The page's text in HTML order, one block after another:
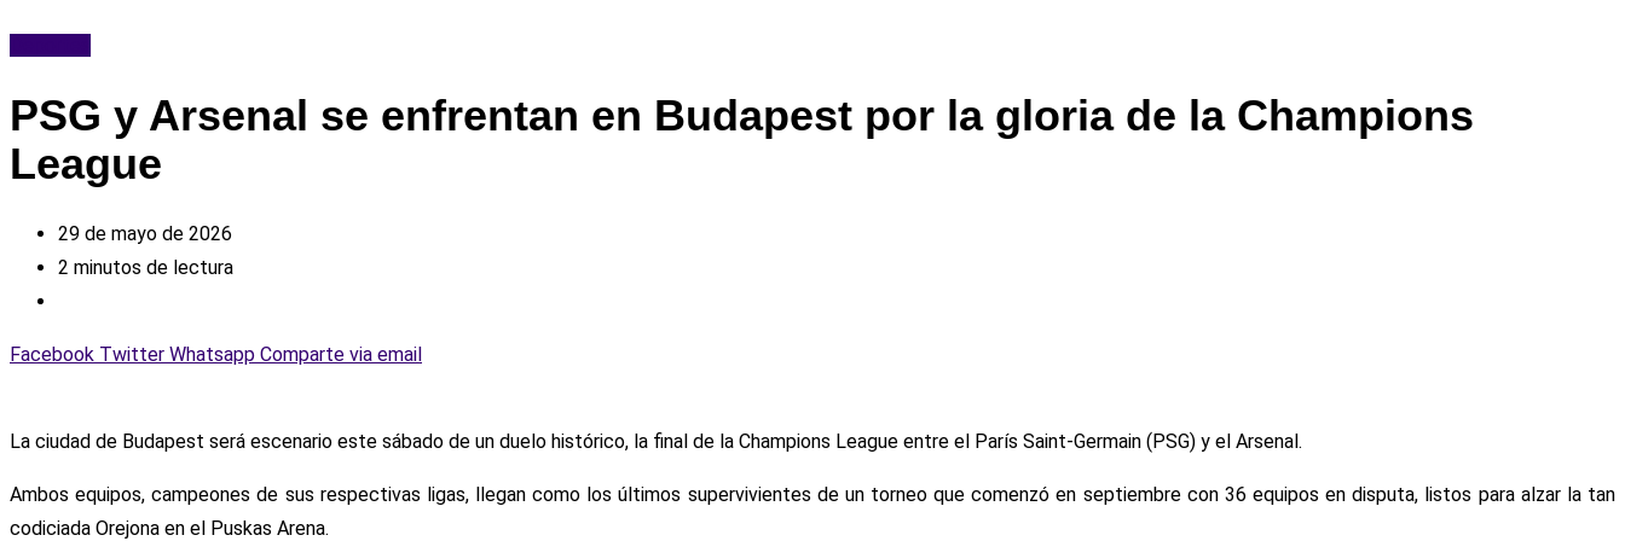
PSG y Arsenal se enfrentan en Budapest por la gloria de la Champions
League
29 de mayo de 2026
2 minutos de lectura
Facebook Twitter Whatsapp Comparte via email
La ciudad de Budapest será escenario este sábado de un duelo histórico, la final de la Champions League entre el París Saint-Germain (PSG) y el Arsenal.
Ambos equipos, campeones de sus respectivas ligas, llegan como los últimos supervivientes de un torneo que comenzó en septiembre con 36 equipos en disputa, listos para alzar la tan
codiciada Orejona en el Puskas Arena.